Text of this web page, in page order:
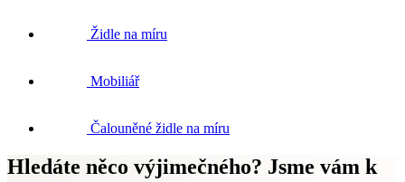
Židle na míru
Mobiliář
Čalouněné židle na míru
Hledáte něco výjimečného? Jsme vám k